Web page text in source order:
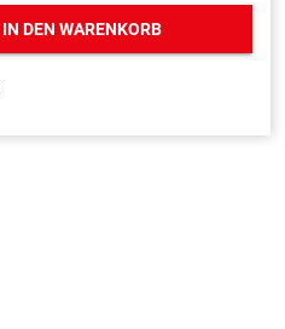
IN DEN WARENKORB